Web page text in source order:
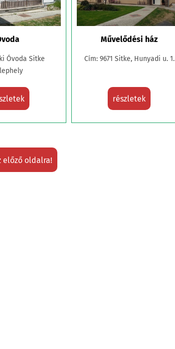
Óvoda Sitke
Művelődési ház
Cím: 9671 Sitke, Hunyadi u. 1.
részletek
előző oldalra!